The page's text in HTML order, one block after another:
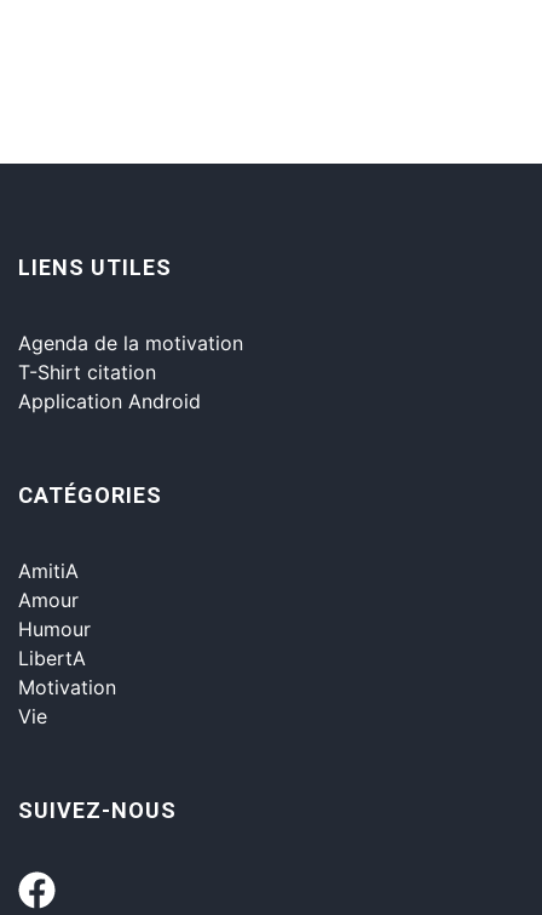
LIENS UTILES
Agenda de la motivation
T-Shirt citation
Application Android
CATÉGORIES
AmitiA
Amour
Humour
LibertA
Motivation
Vie
SUIVEZ-NOUS